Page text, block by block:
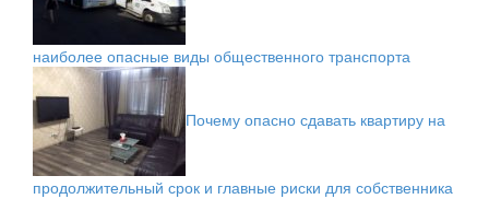
наиболее опасные виды общественного транспорта
Почему опасно сдавать квартиру на
продолжительный срок и главные риски для собственника